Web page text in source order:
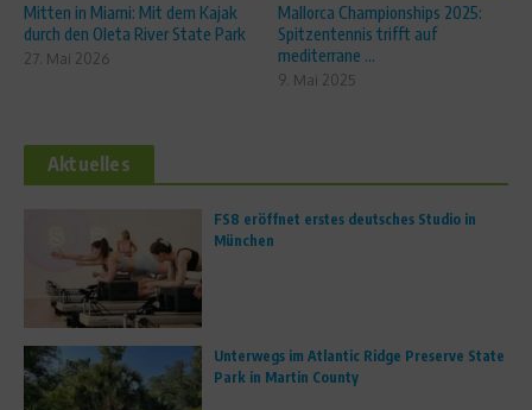
Mitten in Miami: Mit dem Kajak
durch den Oleta River State Park
27. Mai 2026
Mallorca Championships 2025:
Spitzentennis trifft auf
mediterrane ...
9. Mai 2025
Aktuelles
FS8 eröffnet erstes deutsches Studio in
München
Unterwegs im Atlantic Ridge Preserve State
Park in Martin County